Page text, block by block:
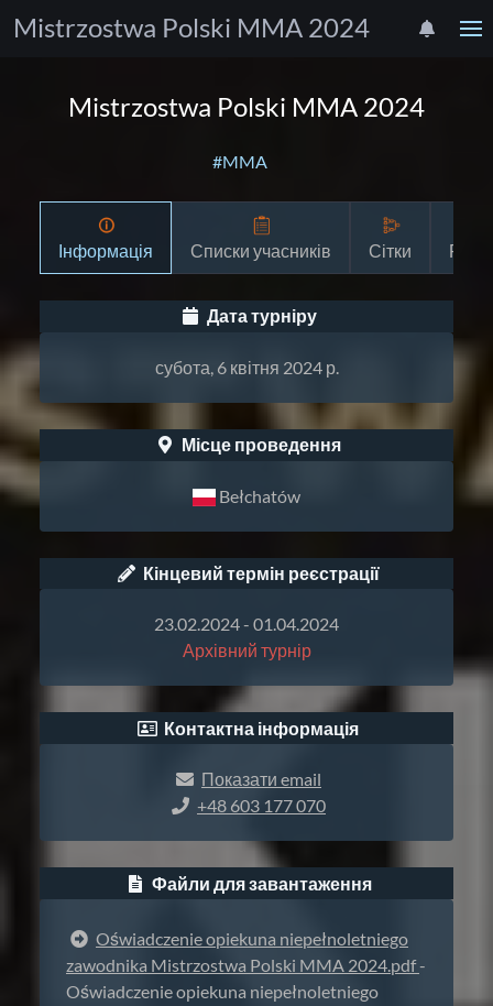
Mistrzostwa Polski MMA 2024
Mistrzostwa Polski MMA 2024
#MMA
Інформація Списки учасників Сітки
Дата турніру
субота, 6 квітня 2024 р.
Місце проведення
Bełchatów
Кінцевий термін реєстрації
23.02.2024 - 01.04.2024
Архівний турнір
Контактна інформація
Показати email
+48 603 177 070
Файли для завантаження
Oświadczenie opiekuna niepełnoletniego
zawodnika Mistrzostwa Polski MMA 2024.pdf-
Oświadczenie opiekuna niepełnoletniego